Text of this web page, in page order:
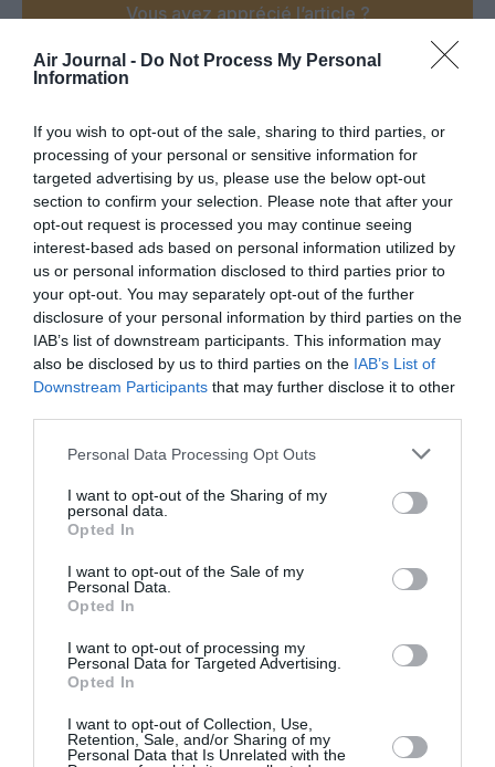
Air Journal - Do Not Process My Personal
Information
If you wish to opt-out of the sale, sharing to third parties, or
processing of your personal or sensitive information for
targeted advertising by us, please use the below opt-out
section to confirm your selection. Please note that after your
opt-out request is processed you may continue seeing
interest-based ads based on personal information utilized by
us or personal information disclosed to third parties prior to
your opt-out. You may separately opt-out of the further
disclosure of your personal information by third parties on the
IAB’s list of downstream participants. This information may
also be disclosed by us to third parties on the IAB’s List of
Downstream Participants that may further disclose it to other
Personal Data Processing Opt Outs
I want to opt-out of the Sharing of my
personal data.
Opted In
I want to opt-out of the Sale of my
Personal Data.
Opted In
I want to opt-out of processing my
Personal Data for Targeted Advertising.
Opted In
I want to opt-out of Collection, Use,
Retention, Sale, and/or Sharing of my
Personal Data that Is Unrelated with the
Vous avez apprécié l’article ?
PARTAGER L'ARTICLE
FacebookTwitterPinterestLinkedInEmail Print
Billy a commenté :
13 janvier 2018 - 11 h 30
bus,tgv) pour assurer une continuité de service,un partage
de code,il faut que les esprits s’eclairent.. ca c’est du
RÉPONDRE
MANUa commenté :
13 janvier 2018 - 15 h 21